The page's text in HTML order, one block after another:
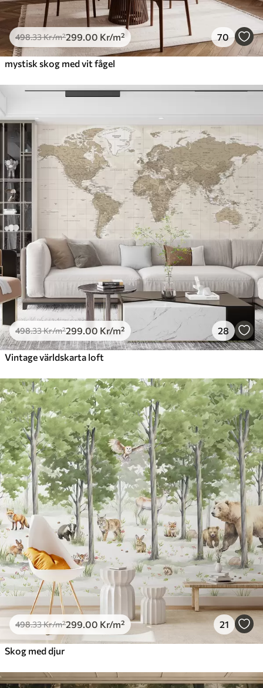
498.33Kr/m²299 .00 Kr/m² 70
mystisk skog med vit fågel
498.33Kr/m²299 .00 Kr/m² 28
Vintage världskarta loft
498.33Kr/m²299 .00 Kr/m² 21
Skog med djur